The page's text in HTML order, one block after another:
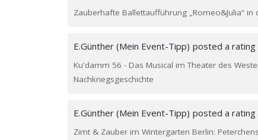
Zauberhafte Ballettaufführung „Romeo&Julia“
E.Günther (Mein Event-Tipp) posted a rating
Ku'damm 56 - Das Musical im Theater des
Nachkriegsgeschichte
E.Günther (Mein Event-Tipp) posted a rating
Zimt & Zauber im Wintergarten Berlin: